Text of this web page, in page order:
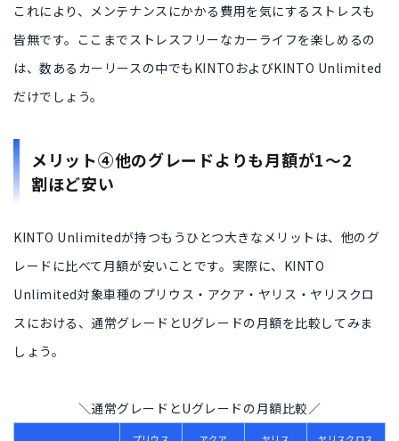
これにより、
メンテナンスにかかる費用を気にするストレスも
皆無です。ここまでストレスフリーなカーライフを楽しめるの
は、数あるカーリースの中でもKINTOおよびKINTO Unlimited
だけでしょう。
メリット④他のグレードよりも月額が1〜2
割ほど安い
KINTO Unlimitedが持つもうひとつ大きなメリットは、 他のグ
レードに比べて月額が安いこと です。実際に、KINTO
Unlimited対象車種のプリウス・アクア・ヤリス・ヤリスクロ
スにおける、 通常グレードとUグレードの月額を比較してみま
しょう。
＼通常グレードとUグレードの月額比較／